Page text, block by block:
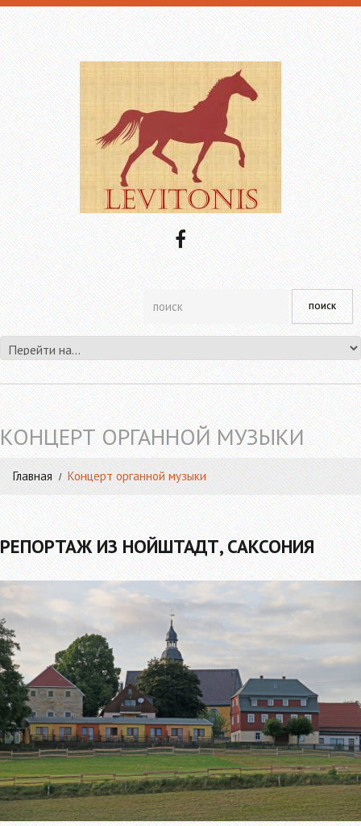
КОНЦЕРТ ОРГАННОЙ МУЗЫКИ
Главная Концерт органной музыки
РЕПОРТАЖ ИЗ НОЙШТАДТ, САКСОНИЯ